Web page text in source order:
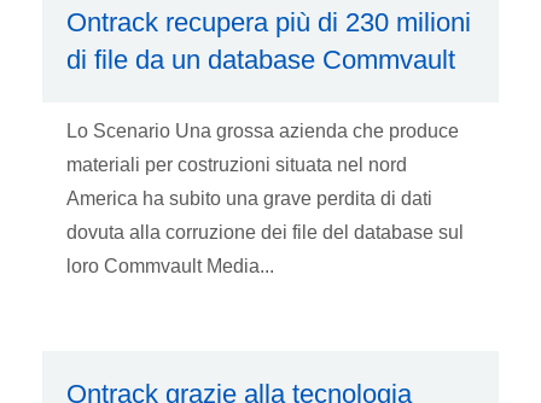
Ontrack recupera più di 230 milioni
di file da un database Commvault
Lo Scenario Una grossa azienda che produce
materiali per costruzioni situata nel nord
America ha subito una grave perdita di dati
dovuta alla corruzione dei file del database sul
loro Commvault Media...
Ontrack grazie alla tecnologia